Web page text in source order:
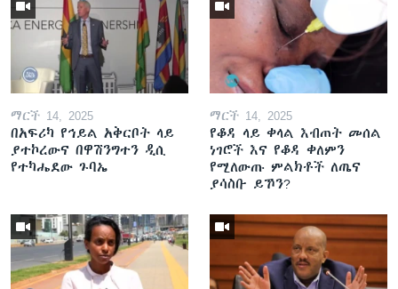
ማርች 14, 2025
በአፍሪካ የኅይል አቅርቦት ላይ
ያተኮረውና በዋሽንግተን ዲሲ
የተካሔደው ጉባኤ
ማርች 14, 2025
የቆዳ ላይ ቀላል እብጠት መሰል
ነገሮች እና የቆዳ ቀለምን
የሚለውጡ ምልክቶች ለጤና
ያሳስቡ ይኾን?